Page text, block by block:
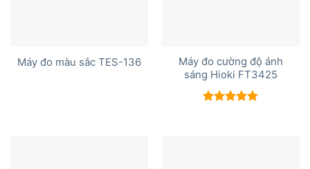
Máy đo màu sắc TES-136
Máy đo cường độ ánh
sáng Hioki FT3425